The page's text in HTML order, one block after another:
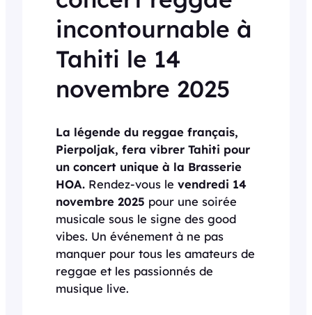
incontournable à
Tahiti le 14
novembre 2025
La légende du reggae français,
Pierpoljak, fera vibrer Tahiti pour
un concert unique à la Brasserie
HOA. Rendez-vous le vendredi 14
novembre 2025 pour une soirée
musicale sous le signe des good
vibes. Un événement à ne pas
manquer pour tous les amateurs de
reggae et les passionnés de
musique live.